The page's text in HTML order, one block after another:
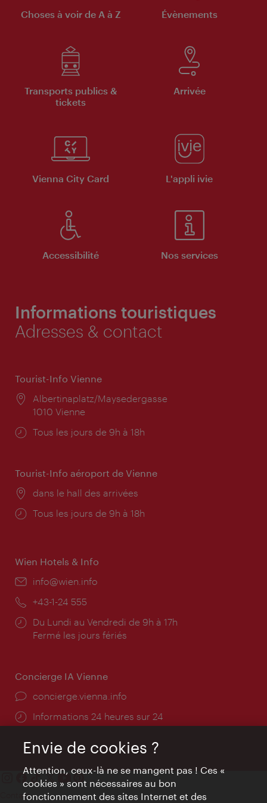
Choses à voir de A à Z Évènements
Transports publics &
tickets
Arrivée
Vienna City Card L'appli ivie
Accessibilité Nos services
Informations touristiques
Adresses & contact
Tourist-Info Vienne
Lieu:
Albertinaplatz/Maysedergasse
1010 Vienne
Horaires
Tous les jours de 9h à 18h
Tourist-Info aéroport de Vienne
Lieu:
dans le hall des arrivées
Horaires
Tous les jours de 9h à 18h
Wien Hotels & Info
E-
info@wien.info
Téléphone:
+43-1-24 555
Horaires
d'ouverture:
Du Lundi au Vendredi de 9h à 17h
Fermé les jours fériés
Concierge IA Vienne
Ort:
concierge.vienna.info
Öffnungszeiten:
Informations 24 heures sur 24
Contact
Envie de cookies ?
Attention, ceux-là ne se mangent pas ! Ces «
cookies » sont nécessaires au bon
fonctionnement des sites Internet et des